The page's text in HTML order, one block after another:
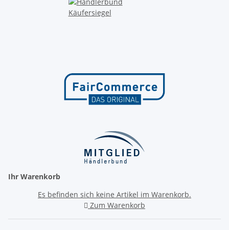
Ihr Warenkorb
Es befinden sich keine Artikel im Warenkorb.
Zum Warenkorb